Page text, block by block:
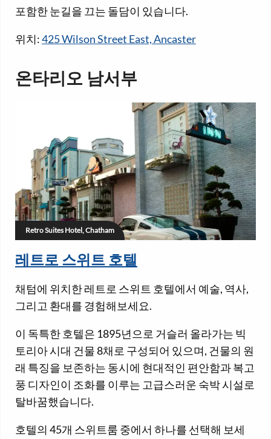
포함한 눈길을 끄는 돌담이 있습니다.
위치:425 Wilson Street East, Ancaster
온타리오 남서부
Retro Suites Hotel, Chatham
레트로 스위트 호텔
채텀에 위치한 레트로 스위트 호텔에서 예술, 역사,
그리고 환대를 경험해보세요.
이 독특한 호텔은 1895년으로 거슬러 올라가는 빅
토리아 시대 건물 8채로 구성되어 있으며, 건물의 원
래 특징을 보존하는 동시에 현대적인 편안함과 복고
풍 디자인이 조화를 이루는 고급스러운 숙박 시설로
탈바꿈했습니다.
호텔의 45개 스위트룸 중에서 하나를 선택해 보세